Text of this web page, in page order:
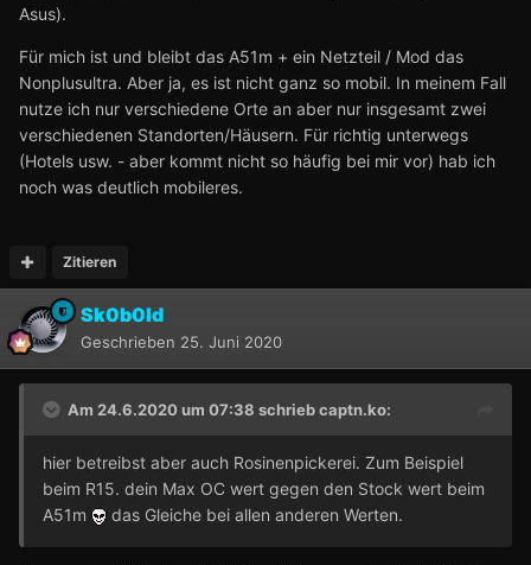
Asus).
Für mich ist und bleibt das A51m + ein Netzteil / Mod das
Nonplusultra. Aber ja, es ist nicht ganz so mobil. In meinem Fall
nutze ich nur verschiedene Orte an aber nur insgesamt zwei
verschiedenen Standorten/Häusern. Für richtig unterwegs
(Hotels usw. - aber kommt nicht so häufig bei mir vor) hab ich
noch was deutlich mobileres.
Zitieren
Sk0b0ld
Geschrieben 25. Juni 2020
Am 24.6.2020 um 07:38 schriebcaptn.ko:
hier betreibst aber auch Rosinenpickerei. Zum Beispiel
beim R15. dein Max OC wert gegen den Stock wert beim
A51m
das Gleiche bei allen anderen Werten.